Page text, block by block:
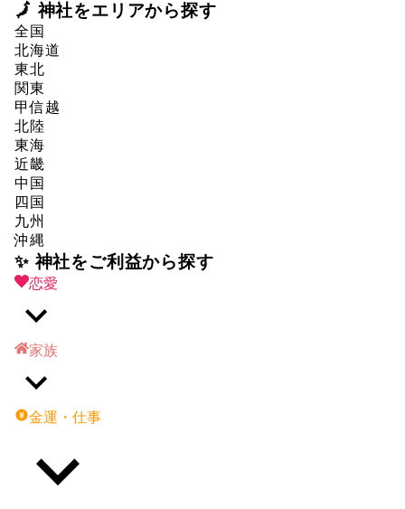
🗾 神社をエリアから探す
全国
北海道
東北
関東
甲信越
北陸
東海
近畿
中国
四国
九州
沖縄
✨ 神社をご利益から探す
恋愛
家族
金運・仕事